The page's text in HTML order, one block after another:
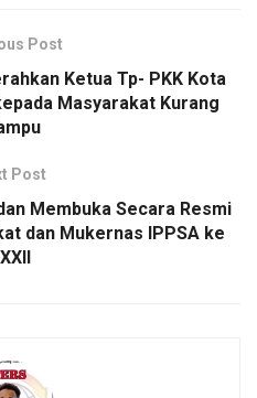
Post
Ketua Tp- PKK Kota
Masyarakat Kurang
Post
Membuka Secara Resmi
dan Mukernas IPPSA ke